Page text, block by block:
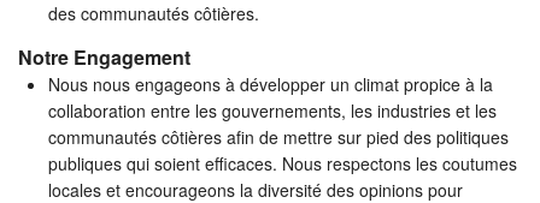
des communautés côtières.
Notre Engagement
Nous nous engageons à développer un climat propice à la
collaboration entre les gouvernements, les industries et les
communautés côtières afin de mettre sur pied des politiques
publiques qui soient efficaces. Nous respectons les coutumes
locales et encourageons la diversité des opinions pour